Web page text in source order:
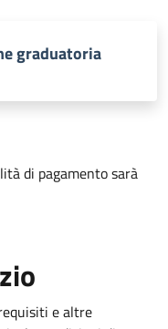
graduatoria
di pagamento sarà
e altre